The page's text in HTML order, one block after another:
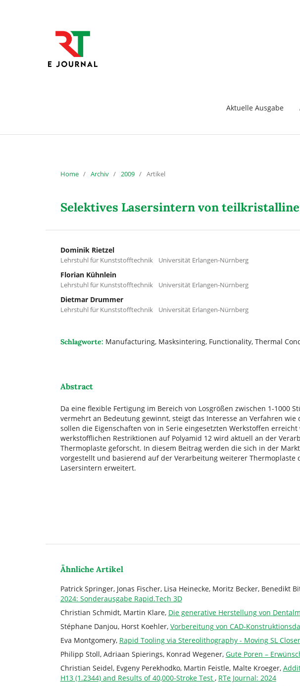
Aktuelle Ausgabe
Home / Archiv / 2009 / Artikel
Selektives Lasersintern von
Dominik Rietzel
Lehrstuhl für Kunststofftechnik Universität Erlangen-Nürnberg
Florian Kühnlein
Lehrstuhl für Kunststofftechnik Universität Erlangen-Nürnberg
Dietmar Drummer
Lehrstuhl für Kunststofftechnik Universität Erlangen-Nürnberg
Schlagworte: Manufacturing, Masksintering, Functionality, Thermal
Abstract
Da eine flexible Fertigung im Bereich von Losgrößen zwischen 1-1000
vermehrt an Bedeutung gewinnt, steigt das Interesse an Verfahren wie
sollen die Eigenschaften von in Serie eingesetzten Werkstoffen
werkstofflichen Restriktionen auf Polyamid 12 wird aktuell an der
Thermoplaste geforscht. In diesem Beitrag werden die sich in der
vorgestellt und basierend auf der Verarbeitung weiterer Thermoplaste
Lasersintern erweitert.
Ähnliche Artikel
Patrick Springer, Jonas Fischer, Lisa Heinecke, Moritz Becker, Benedikt
2024: Sonderausgabe Rapid.Tech 3D
Christian Schmidt, Martin Klare, Die generative Herstellung von
Stéphane Danjou, Horst Koehler, Vorbereitung von CAD-
Eva Montgomery, Rapid Tooling via Stereolithography - Moving SL
Philipp Stoll, Adriaan Spierings, Konrad Wegener, Gute Poren –
Christian Seidel, Evgeny Perekhodko, Martin Feistle, Malte Kroeger,
H13 (1.2344) and Results of 40,000-Stroke Test , RTe Journal: 2024